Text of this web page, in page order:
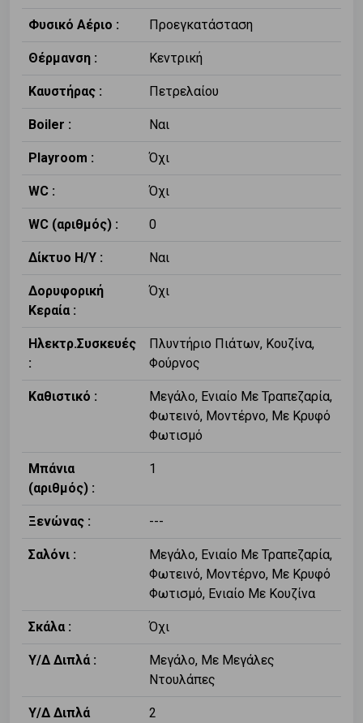
Φυσικό Αέριο : Προεγκατάσταση
Θέρμανση : Κεντρική
Καυστήρας : Πετρελαίου
Boiler : Ναι
Playroom : Όχι
WC : Όχι
WC (αριθμός) : 0
Δίκτυο Η/Υ : Ναι
Δορυφορική
Κεραία :
Όχι
Ηλεκτρ.Συσκευές
:
Πλυντήριο Πιάτων, Κουζίνα,
Φούρνος
Καθιστικό :
Μεγάλο, Ενιαίο Με Τραπεζαρία,
Φωτεινό, Μοντέρνο, Με Κρυφό
Φωτισμό
Μπάνια
(αριθμός) :
1
Ξενώνας : ---
Σαλόνι :
Μεγάλο, Ενιαίο Με Τραπεζαρία,
Φωτεινό, Μοντέρνο, Με Κρυφό
Φωτισμό, Ενιαίο Με Κουζίνα
Σκάλα : Όχι
Υ/Δ Διπλά :
Μεγάλο, Με Μεγάλες
Ντουλάπες
Υ/Δ Διπλά
2